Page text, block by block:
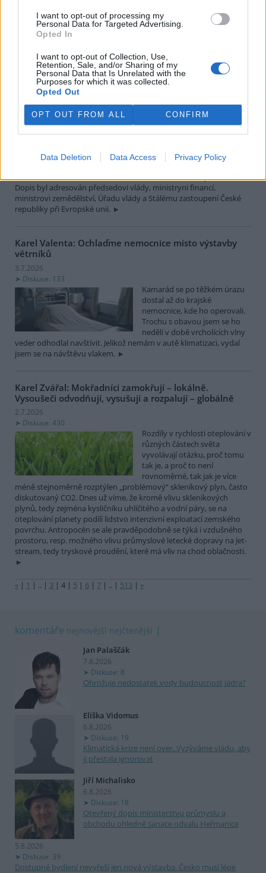
I want to opt-out of processing my
Personal Data for Targeted Advertising.
Opted In
I want to opt-out of Collection, Use,
Retention, Sale, and/or Sharing of my
Personal Data that Is Unrelated with the
Purposes for which it was collected.
Opted Out
OPT OUT FROM ALL CONFIRM
Data Deletion Data Access Privacy Policy
Jiří Svoboda: SVOL vyzývá vládu k ochraně financování
rozpočtu EU
4.7.2026
Diskuse: 38
soukromých a církevních lesů
v ČR (SVOL) se obrátilo na
vládu České republiky s
výzvou, aby do české pozice
2028–2034 a o podobě společné zemědělské politiky po roce 2027
chráněného financování zemědělství, lesnictví a rozvoje venkova.
Dopis byl adresován předsedovi vlády, ministryni financí,
ministrovi zemědělství, Úřadu vlády a Stálému zastoupení České
republiky při Evropské unii.
Karel Valenta: Ochlaďme nemocnice místo výstavby
větrníků
3.7.2026
Diskuse: 133
Kamarád se po těžkém úrazu
dostal až do krajské
nemocnice, kde ho operovali.
Trochu s obavou jsem se ho
neděli v době vrcholících vlny
veder odhodlal navštívit. Jelikož nemám v autě klimatizaci, vydal
jsem se na návštěvu vlakem.
Karel Zvářal: Mokřadníci zamokřují – lokálně.
Vysoušeči odvodňují, vysušují a rozpalují – globálně
2.7.2026
Diskuse: 430
Rozdíly v rychlosti oteplování v
různých částech světa
vyvolávají otázku, proč tomu
tak je, a proč to není
rovnoměrné, tak jak je více
méně stejnoměrně rozptýlen „problémový“ skleníkový plyn, často
diskutovaný CO2. Dnes už víme, že kromě vlivu skleníkových
plynů, tedy zejména kysličníku uhličitého a vodní páry, se na
oteplování planety podílí lidstvo intenzivní exploatací zemského
povrchu. Antropocén se ale pravděpodobně se týká i vzdušného
prostoru, resp. možného vlivu průmyslové letecké dopravy na Jet-
stream, tedy tryskové proudění, které má vliv na chod oblačnosti.
« | 1 | .. | 3 | 4 | 5 | 6 | 7 | .. | 513 | »
komentáře nejnovější nejčtenější
Jan Palaščák
7.8.2026
Diskuse: 8
Ohrožuje nedostatek vody budoucnost jádra?
Eliška Vidomus
6.8.2026
Diskuse: 19
Klimatická krize není over. Vyzýváme vládu, aby
ji přestala ignorovat
Jiří Michalisko
6.8.2026
Diskuse: 18
Otevřený dopis ministerstvu průmyslu a
obchodu ohledně sanace odvalu Heřmanice
5.8.2026
Diskuse: 39
Dostupné bydlení nevyřeší jen nová výstavba. Česko musí lépe